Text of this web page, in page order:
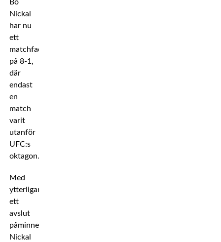
Bo
Nickal
har nu
ett
matchfacit
på 8-1,
där
endast
en
match
varit
utanför
UFC:s
oktagon.
Med
ytterligare
ett
avslut
påminner
Nickal